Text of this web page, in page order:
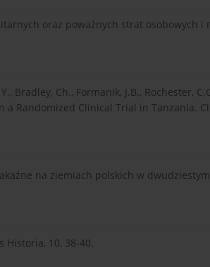
oraz poważnych strat osobowych i
Bradley, Ch., Formanik, J.B., Rochester,
Randomized Clinical Trial in Tanzania.
na ziemiach polskich w
Historia, 10, 38-40.